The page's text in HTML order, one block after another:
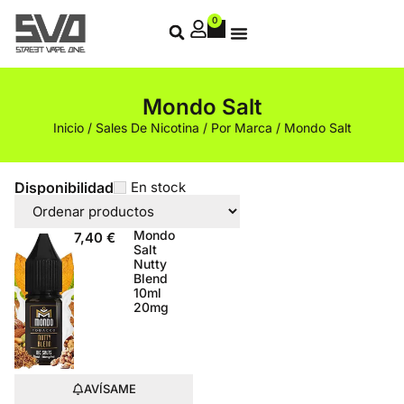
0
Mondo Salt
Inicio/ Sales De Nicotina / Por Marca / Mondo Salt
Disponibilidad En stock
7,40 €
Mondo
Salt
Nutty
Blend
10ml
20mg
AVÍSAME